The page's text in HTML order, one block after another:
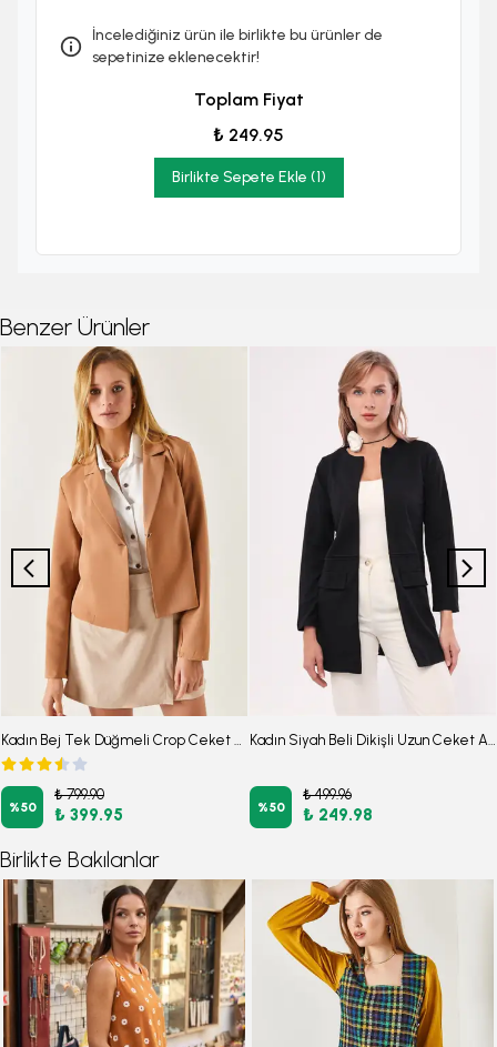
İncelediğiniz ürün ile birlikte bu ürünler de
sepetinize eklenecektir!
Toplam Fiyat
₺ 249.95
Birlikte Sepete Ekle (1)
Benzer Ürünler
Kadın Bej Tek Düğmeli Crop Ceket Arm-22y001237
%50
₺ 799.90
₺ 399.95
Kadın Siyah Beli Dikişli Uzun Ceket ARM-20K001021
%50
₺ 499.96
₺ 249.98
Birlikte Bakılanlar